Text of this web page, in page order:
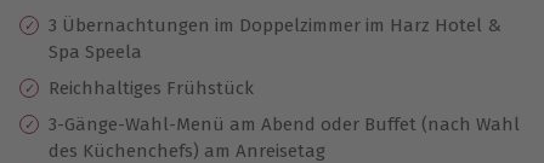
3 Übernachtungen im Doppelzimmer im Harz Hotel &
Spa Speela
Reichhaltiges Frühstück
3-Gänge-Wahl-Menü am Abend oder Buffet (nach Wahl
des Küchenchefs) am Anreisetag